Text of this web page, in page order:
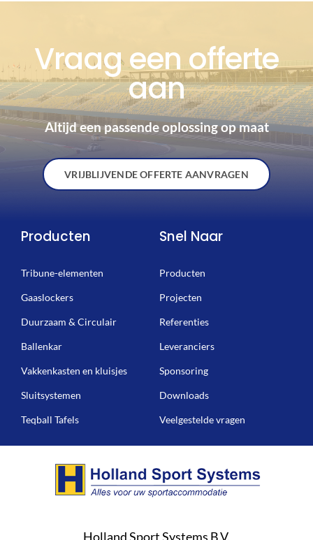
Vraag een offerte
aan
Altijd een passende oplossing op maat
VRIJBLIJVENDE OFFERTE AANVRAGEN
Producten
Tribune-elementen
Gaaslockers
Duurzaam & Circulair
Ballenkar
Vakkenkasten en kluisjes
Sluitsystemen
Teqball Tafels
Snel Naar
Producten
Projecten
Referenties
Leveranciers
Sponsoring
Downloads
Veelgestelde vragen
Holland Sport Systems B.V.